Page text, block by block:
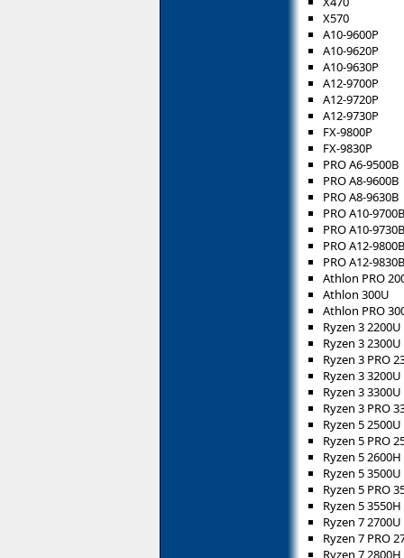
X570
A10-9600P
A10-9620P
A10-9630P
A12-9700P
A12-9720P
A12-9730P
FX-9800P
FX-9830P
PRO A6-9500B
PRO A8-9600B
PRO A8-9630B
PRO A10-9700B
PRO A10-9730B
PRO A12-9800B
PRO A12-9830B
Athlon PRO
Athlon 300U
Athlon PRO
Ryzen 3 2200U
Ryzen 3 2300U
Ryzen 3 PRO
Ryzen 3 3200U
Ryzen 3 3300U
Ryzen 3 PRO
Ryzen 5 2500U
Ryzen 5 PRO
Ryzen 5 2600H
Ryzen 5 3500U
Ryzen 5 PRO
Ryzen 5 3550H
Ryzen 7 2700U
Ryzen 7 PRO
Ryzen 7 2800H